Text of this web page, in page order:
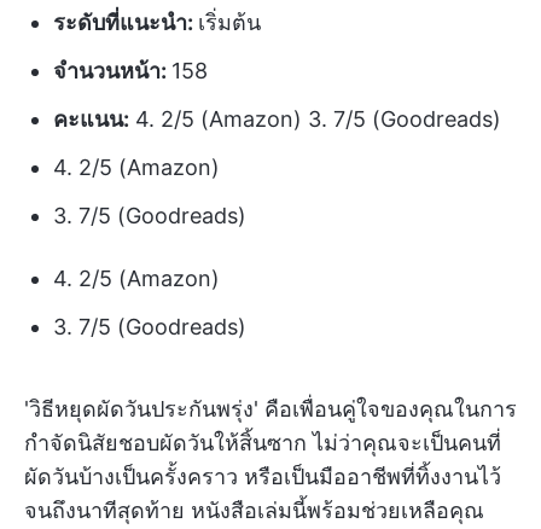
ระดับที่แนะนำ: เริ่มต้น
จำนวนหน้า: 158
คะแนน: 4. 2/5 (Amazon) 3. 7/5 (Goodreads)
4. 2/5 (Amazon)
3. 7/5 (Goodreads)
4. 2/5 (Amazon)
3. 7/5 (Goodreads)
'วิธีหยุดผัดวันประกันพรุ่ง' คือเพื่อนคู่ใจของคุณในการ
กำจัดนิสัยชอบผัดวันให้สิ้นซาก ไม่ว่าคุณจะเป็นคนที่
ผัดวันบ้างเป็นครั้งคราว หรือเป็นมืออาชีพที่ทิ้งงานไว้
จนถึงนาทีสุดท้าย หนังสือเล่มนี้พร้อมช่วยเหลือคุณ